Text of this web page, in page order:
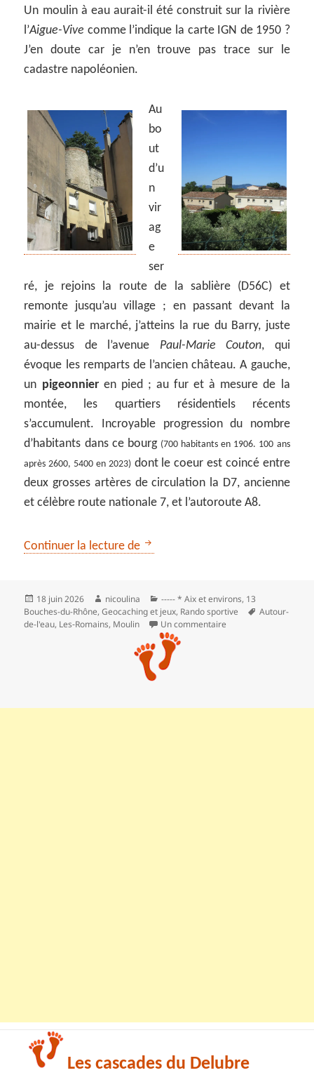
Un moulin à eau aurait-il été construit sur la rivière
l’Aigue-Vive comme l’indique la carte IGN de 1950 ?
J’en doute car je n’en trouve pas trace sur le
cadastre napoléonien.
Au
bo
ut
d’u
n
vir
ag
e
ser
ré, je rejoins la route de la sablière (D56C) et
remonte jusqu’au village ; en passant devant la
mairie et le marché, j’atteins la rue du Barry, juste
au-dessus de l’avenue Paul-Marie Couton, qui
évoque les remparts de l’ancien château. A gauche,
un pigeonnieren pied ; au fur et à mesure de la
montée, les quartiers résidentiels récents
s’accumulent. Incroyable progression du nombre
d’habitants dans ce bourg (700 habitants en 1906. 100 ans
après 2600, 5400 en 2023)dont le coeur est coincé entre
deux grosses artères de circulation la D7, ancienne
et célèbre route nationale 7, et l’autoroute A8.
Continuer la lecture de De l’Arc au moulin sur la crête
Publié
le
18 juin 2026 Auteur
nicoulina Catégories
----- * Aix et environs, 13
Bouches-du-Rhône,Geocaching et jeux, Rando sportive Mots-
clés
Autour-
de-l'eau, Les‑Romains, Moulin Un commentaire
Les cascades du Delubre